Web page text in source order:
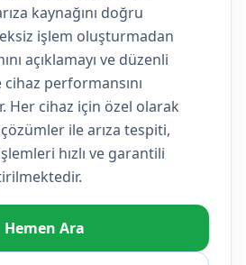
kaynağını doğru
işlem oluşturmadan
açıklamayı ve düzenli
performansını
Her cihaz için özel olarak
ile arıza tespiti,
hızlı ve garantili
Hemen Ara